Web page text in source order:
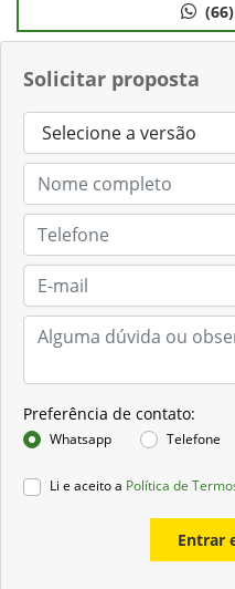
Solicitar proposta
Preferência de contato:
Whatsapp Telefone
Li e aceito a Política de
Entrar